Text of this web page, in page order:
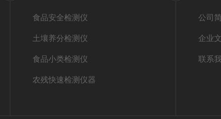
食品安全检测仪
土壤养分检测仪
食品小类检测仪
农残快速检测仪器
公司
企业
联系